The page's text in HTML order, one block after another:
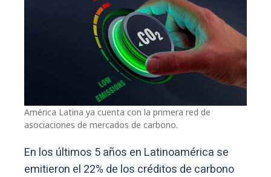
América Latina ya cuenta con la primera red de
asociaciones de mercados de carbono.
En los últimos 5 años en Latinoamérica se
emitieron el 22% de los créditos de carbono